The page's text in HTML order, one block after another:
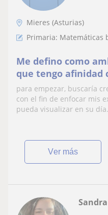
Mieres (Asturias)
Primaria: Matemáticas
Me defino como
que tengo afinidad
para empezar, buscaría
con el fin de enfocar mis
pueda visualizar en su
ver más
Sandra